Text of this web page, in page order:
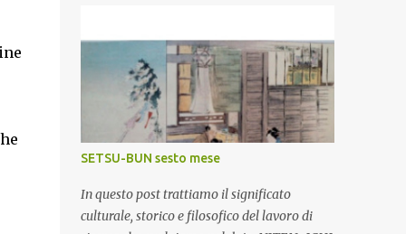
SETSU-BUN sesto mese
In questo post trattiamo il significato
culturale, storico e filosofico del lavoro di